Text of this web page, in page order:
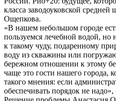
класса заводоуковской
Ощепкова.
«В нашем небольшом городе
пользуемся лечебной водой,
к такому чуду, подаренному
воду из скважины или
бережном отношении к этому
чаще это гости нашего города,
такого мнения: если
обеспечивать порядок не